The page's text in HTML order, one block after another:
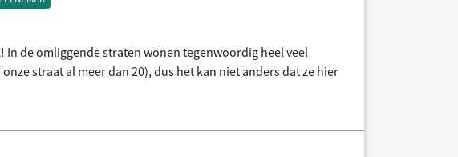
In de omliggende straten wonen tegenwoordig heel veel
straat al meer dan 20), dus het kan niet anders dat ze hier